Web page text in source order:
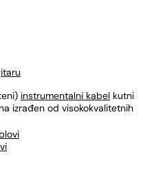
instrumentalni kabel kutni
izrađen od visokokvalitetnih